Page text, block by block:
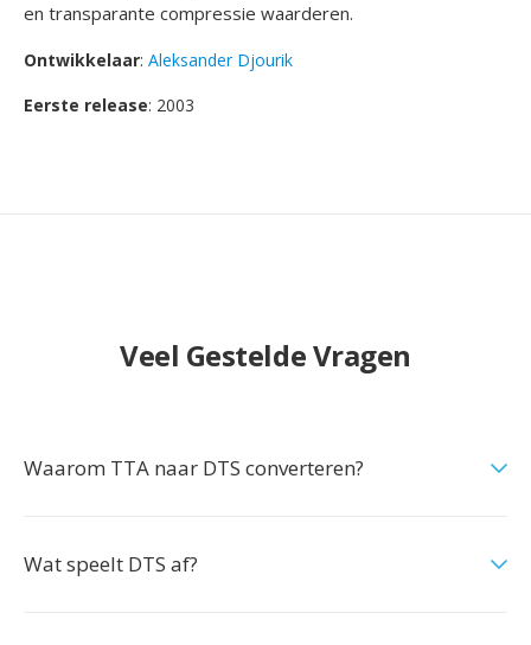
en transparante compressie waarderen.
Ontwikkelaar: Aleksander Djourik
Eerste release: 2003
Veel Gestelde Vragen
Waarom TTA naar DTS converteren?
Wat speelt DTS af?